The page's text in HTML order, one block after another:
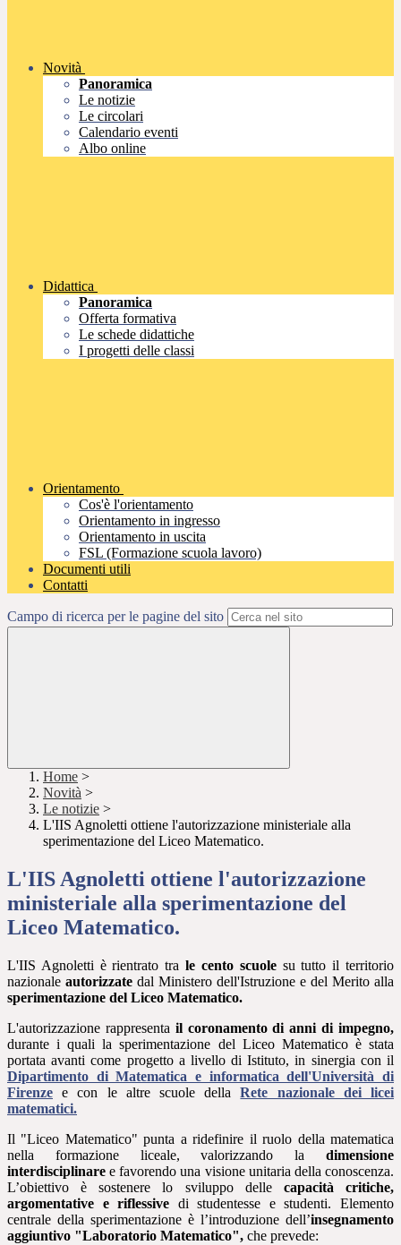
Novità
Panoramica
Le notizie
Le circolari
Calendario eventi
Albo online
Didattica
Panoramica
Offerta formativa
Le schede didattiche
I progetti delle classi
Orientamento
Cos'è l'orientamento
Orientamento in ingresso
Orientamento in uscita
FSL (Formazione scuola lavoro)
Documenti utili
Contatti
Campo di ricerca per le pagine del sito
Home >
Novità >
Le notizie >
L'IIS Agnoletti ottiene l'autorizzazione ministeriale alla
sperimentazione del Liceo Matematico.
L'IIS Agnoletti ottiene l'autorizzazione
ministeriale alla sperimentazione del
Liceo Matematico.
L'IIS Agnoletti è rientrato trale cento scuolesu tutto il territorio
nazionale autorizzate dal Ministero dell'Istruzione e del Merito alla
sperimentazione del Liceo Matematico.
L'autorizzazione rappresenta il coronamento di anni di impegno,
durante i quali la sperimentazione del Liceo Matematico è stata
portata avanti come progetto a livello di Istituto, in sinergia con il
Dipartimento di Matematica e informatica dell'Università di
Firenze
e con le altre scuole dellaRete nazionale dei licei
matematici.
Il "Liceo Matematico" punta a ridefinire il ruolo della matematica
nella formazione liceale, valorizzando la dimensione
interdisciplinare e favorendo una visione unitaria della conoscenza.
L’obiettivo è sostenere lo sviluppo delle capacità critiche,
argomentative e riflessive di studentesse e studenti. Elemento
centrale della sperimentazione è l’introduzione dell’insegnamento
aggiuntivo "Laboratorio Matematico", che prevede: